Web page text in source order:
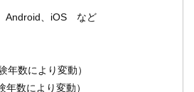
Android、iOS など
年数により変動）
数により変動）